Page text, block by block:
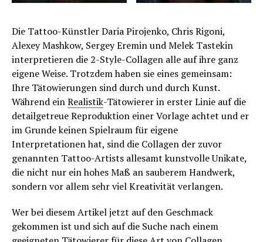
Die Tattoo-Künstler Daria Pirojenko, Chris Rigoni,
Alexey Mashkow, Sergey Eremin und Melek Tastekin
interpretieren die 2-Style-Collagen alle auf ihre ganz
eigene Weise. Trotzdem haben sie eines gemeinsam:
Ihre Tätowierungen sind durch und durch Kunst.
Während einRealistik-Tätowierer in erster Linie auf die
detailgetreue Reproduktion einer Vorlage achtet und er
im Grunde keinen Spielraum für eigene
Interpretationen hat, sind die Collagen der zuvor
genannten Tattoo-Artists allesamt kunstvolle Unikate,
die nicht nur ein hohes Maß an sauberem Handwerk,
sondern vor allem sehr viel Kreativität verlangen.
Wer bei diesem Artikel jetzt auf den Geschmack
gekommen ist und sich auf die Suche nach einem